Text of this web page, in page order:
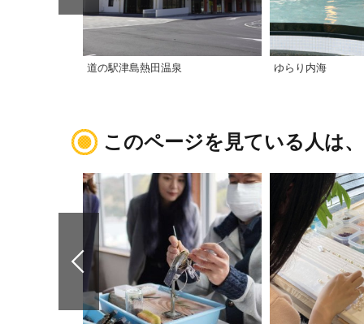
道の駅津島熱田温泉 ゆらり内海
このページを見ている人は